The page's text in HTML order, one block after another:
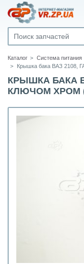
Каталог
Система питания
Крышка бака ВАЗ 2108,
КРЫШКА БАКА
КЛЮЧОМ ХРОМ